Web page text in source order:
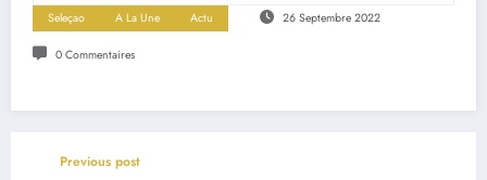
Seleçao A La Une Actu 26 Septembre 2022
0 Commentaires
Previous post